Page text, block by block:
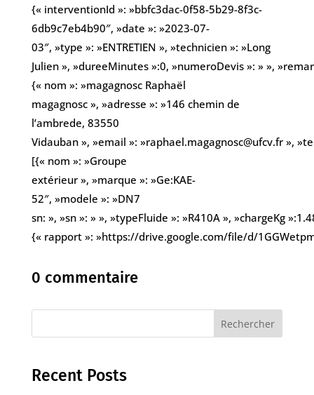
{« interventionId »: »bbfc3dac-0f58-5b29-8f3c-
6db9c7eb4b90″, »date »: »2023-07-
03″, »type »: »ENTRETIEN », »technicien »: »Long
Julien », »dureeMinutes »:0, »numeroDevis »: » »,
{« nom »: »magagnosc Raphaël
magagnosc », »adresse »: »146 chemin de
l’ambrede, 83550
Vidauban », »email »: »raphael.magagnosc@ufcv.fr »,
[{« nom »: »Groupe
extérieur », »marque »: »Ge:KAE-
52″, »modele »: »DN7
sn: », »sn »: » », »typeFluide »: »R410A », »chargeKg
{« rapport »: »https://drive.google.com/file/d/
0 commentaire
Rechercher
Recent Posts